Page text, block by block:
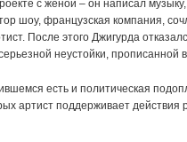
с женой – он написал
шоу, французская компания,
После этого Джигурда
неустойки, прописанной
есть и политическая
артист поддерживает действия